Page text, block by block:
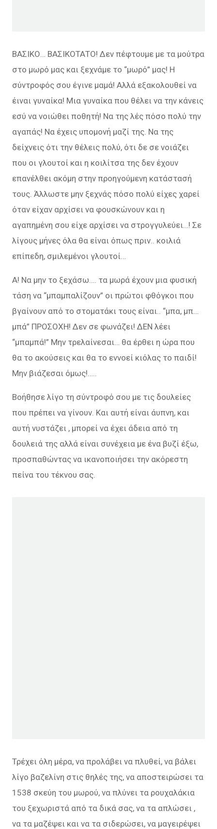
ΒΑΣΙΚΟ… ΒΑΣΙΚΟΤΑΤΟ! Δεν πέφτουμε με τα μούτρα
στο μωρό μας και ξεχνάμε το “μωρό” μας! Η
σύντροφός σου έγινε μαμά! Αλλά εξακολουθεί να
έιναι γυναίκα! Μια γυναίκα που θέλει να την κάνεις
εσύ να νοιώθει ποθητή! Να της λές πόσο πολύ την
αγαπάς! Να έχεις υπομονή μαζί της. Να της
δείχνεις ότι την θέλεις πολύ, ότι δε σε νοιάζει
που οι γλουτοί και η κοιλίτσα της δεν έχουν
επανέλθει ακόμη στην προηγούμενη κατάστασή
τους. Άλλωστε μην ξεχνάς πόσο πολύ είχες χαρεί
όταν είχαν αρχίσει να φουσκώνουν και η
αγαπημένη σου είχε αρχίσει να στρογγυλεύει…! Σε
λίγους μήνες όλα θα είναι όπως πριν.. κοιλιά
επίπεδη, σμιλεμένοι γλουτοί…
Α! Να μην το ξεχάσω…. τα μωρά έχουν μια φυσική
τάση να “μπαμπαλίζουν” οι πρώτοι φθόγκοι που
βγαίνουν από το στοματάκι τους είναι.. “μπα, μπ…
μπά” ΠΡΟΣΟΧΗ! Δεν σε φωνάζει! ΔΕΝ λέει
“μπαμπά!” Μην τρελαίνεσαι… θα έρθει η ώρα που
θα το ακούσεις και θα το εννοεί κιόλας το παιδί!
Μην βιάζεσαι όμως!…..
Βοήθησε λίγο τη σύντροφό σου με τις δουλείες
που πρέπει να γίνουν. Και αυτή είναι άυπνη, και
αυτή νυστάζει , μπορεί να έχει άδεια από τη
δουλειά της αλλά είναι συνέχεια με ένα βυζί έξω,
προσπαθώντας να ικανοποιήσει την ακόρεστη
πείνα του τέκνου σας.
Τρέχει όλη μέρα, να προλάβει να πλυθεί, να βάλει
λίγο βαζελίνη στις θηλές της, να αποστειρώσει τα
1538 σκεύη του μωρού, να πλύνει τα ρουχαλάκια
του ξεχωριστά από τα δικά σας, να τα απλώσει ,
να τα μαζέψει και να τα σιδερώσει, να μαγειρέψει